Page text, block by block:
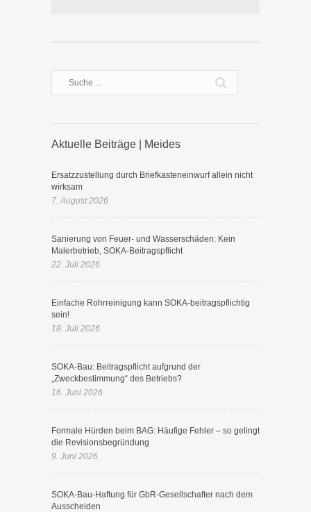
Aktuelle Beiträge | Meides
Ersatzzustellung durch Briefkasteneinwurf allein nicht
wirksam
7. August 2026
Sanierung von Feuer- und Wasserschäden: Kein
Malerbetrieb, SOKA-Beitragspflicht
22. Juli 2026
Einfache Rohrreinigung kann SOKA-beitragspflichtig
sein!
18. Juli 2026
SOKA-Bau: Beitragspflicht aufgrund der
„Zweckbestimmung“ des Betriebs?
16. Juni 2026
Formale Hürden beim BAG: Häufige Fehler – so gelingt
die Revisionsbegründung
9. Juni 2026
SOKA-Bau-Haftung für GbR-Gesellschafter nach dem
Ausscheiden